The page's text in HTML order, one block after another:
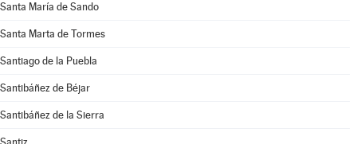
Santa María de Sando
Santa Marta de Tormes
Santiago de la Puebla
Santibáñez de Béjar
Santibáñez de la Sierra